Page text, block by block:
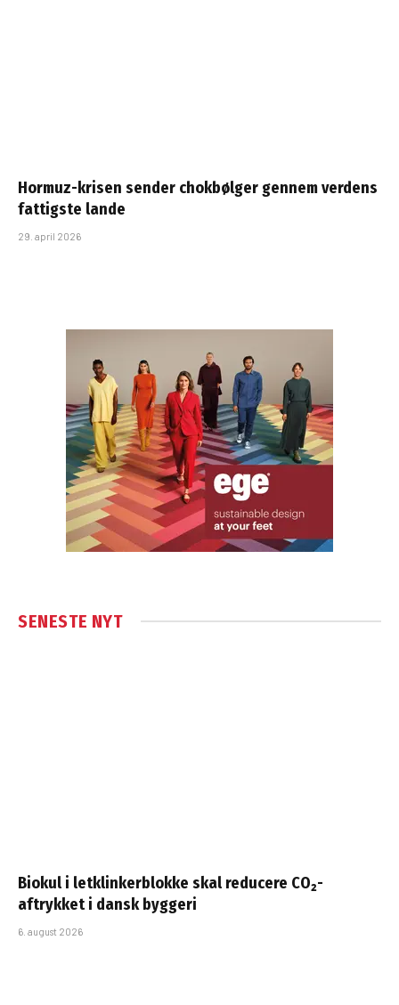
Hormuz-krisen sender chokbølger gennem verdens
fattigste lande
29. april 2026
SENESTE NYT
Biokul i letklinkerblokke skal reducere CO₂-
aftrykket i dansk byggeri
6. august 2026